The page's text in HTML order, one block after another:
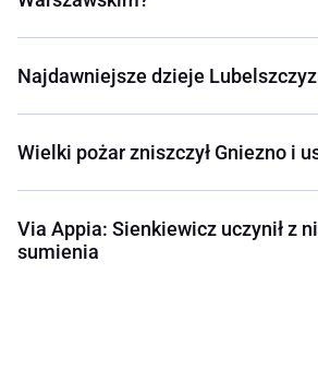
Najdawniejsze dzieje
Wielki pożar zniszczył Gniezno i
Via Appia: Sienkiewicz uczynił z
sumienia